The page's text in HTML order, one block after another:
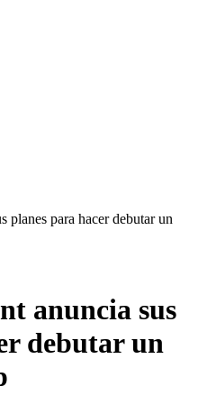
planes para hacer debutar un
anuncia sus
debutar un